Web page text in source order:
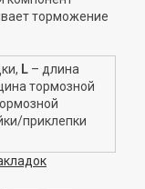
торможение
L – длина
тормозной
приклепки